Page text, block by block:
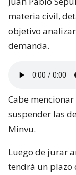
materia civil,
objetivo
demanda.
Cabe
suspender las
Minvu.
Luego de jurar
tendrá un plazo